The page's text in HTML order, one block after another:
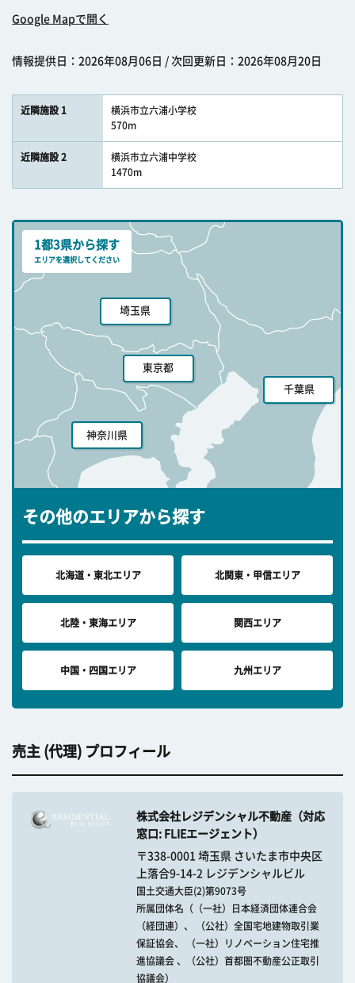
Google Mapで開く
情報提供日：2026年08月06日 / 次回更新日：2026年08月20日
近隣施設 1
横浜市立六浦小学校
570m
近隣施設 2
横浜市立六浦中学校
1470m
1都3県から探す
エリアを選択してください
埼玉県
東京都
千葉県
神奈川県
その他のエリアから探す
北海道・東北エリア 北関東・甲信エリア
北陸・東海エリア 関西エリア
中国・四国エリア 九州エリア
売主 (代理) プロフィール
株式会社レジデンシャル不動産（対応
窓口: FLIEエージェント）
〒338-0001 埼玉県 さいたま市中央区
上落合9-14-2 レジデンシャルビル
国土交通大臣(2)第9073号
所属団体名（（一社）日本経済団体連合会
（経団連）、 （公社）全国宅地建物取引業
保証協会、 （一社）リノベーション住宅推
進協議会 、（公社）首都圏不動産公正取引
協議会）